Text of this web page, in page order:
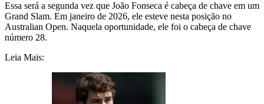
Essa será a segunda vez que João Fonseca é cabeça de chave em um
Grand Slam. Em janeiro de 2026, ele esteve nesta posição no
Australian Open. Naquela oportunidade, ele foi o cabeça de chave
número 28.
Leia Mais: